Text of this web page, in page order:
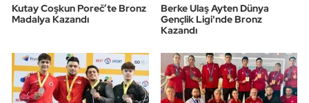
Kutay Coşkun Poreč’te Bronz
Madalya Kazandı
Berke Ulaş Ayten Dünya
Gençlik Ligi'nde Bronz
Kazandı